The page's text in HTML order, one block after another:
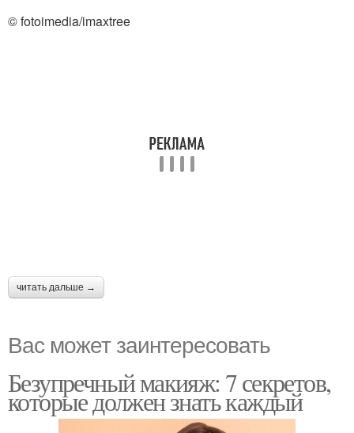
© fotoimedia/imaxtree
читать дальше →
Вас может заинтересовать
Безупречный макияж: 7 секретов,
которые должен знать каждый